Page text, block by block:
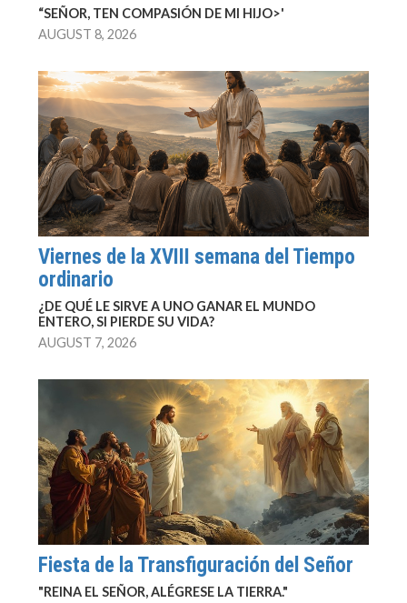
“SEÑOR, TEN COMPASIÓN DE MI HIJO>'
AUGUST 8, 2026
Viernes de la XVIII semana del Tiempo
ordinario
¿DE QUÉ LE SIRVE A UNO GANAR EL MUNDO
ENTERO, SI PIERDE SU VIDA?
AUGUST 7, 2026
Fiesta de la Transfiguración del Señor
"REINA EL SEÑOR, ALÉGRESE LA TIERRA."